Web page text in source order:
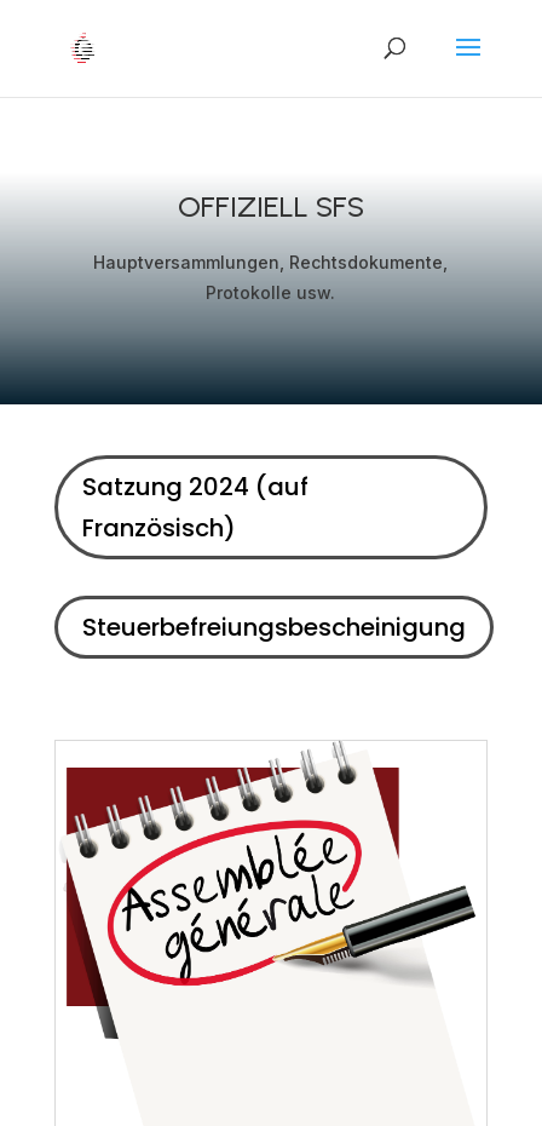
OFFIZIELL SFS
Hauptversammlungen, Rechtsdokumente,
Protokolle usw.
Satzung 2024 (auf
Französisch)
Steuerbefreiungsbescheinigung